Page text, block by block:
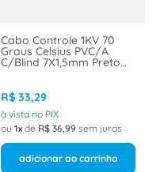
Cabo Controle 1KV 70
Graus Celsius PVC/A
C/Blind 7X1,5mm Preto
R$ 33,29
à vista no PIX
ou 1 de R$ 36,99 sem juros
adicionar ao carrinho